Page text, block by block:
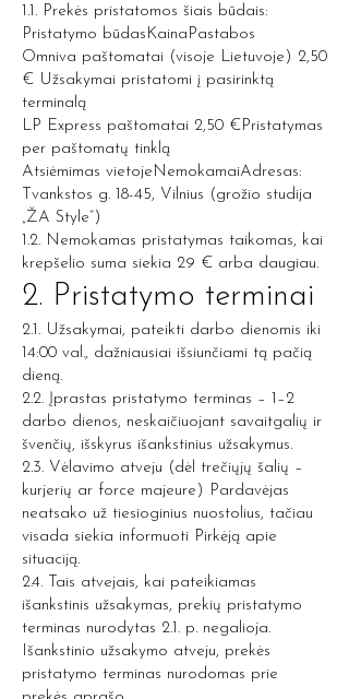
1.1. Prekės pristatomos šiais būdais:
Pristatymo būdasKainaPastabos
Omniva paštomatai (visoje Lietuvoje) 2,50
€ Užsakymai pristatomi į pasirinktą
terminalą
LP Express paštomatai 2,50 €Pristatymas
per paštomatų tinklą
Atsiėmimas vietojeNemokamaiAdresas:
Tvankstos g. 18-45, Vilnius (grožio studija
„ŽA Style“)
1.2. Nemokamas pristatymas taikomas, kai
krepšelio suma siekia 29 € arba daugiau.
2. Pristatymo terminai
2.1. Užsakymai, pateikti darbo dienomis iki
14:00 val., dažniausiai išsiunčiami tą pačią
dieną.
2.2. Įprastas pristatymo terminas – 1–2
darbo dienos, neskaičiuojant savaitgalių ir
švenčių, išskyrus išankstinius užsakymus.
2.3. Vėlavimo atveju (dėl trečiųjų šalių –
kurjerių ar force majeure) Pardavėjas
neatsako už tiesioginius nuostolius, tačiau
visada siekia informuoti Pirkėją apie
situaciją.
2.4. Tais atvejais, kai pateikiamas
išankstinis užsakymas, prekių pristatymo
terminas nurodytas 2.1. p. negalioja.
Išankstinio užsakymo atveju, prekės
pristatymo terminas nurodomas prie